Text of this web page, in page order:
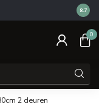
14
8.7
0
2 deuren